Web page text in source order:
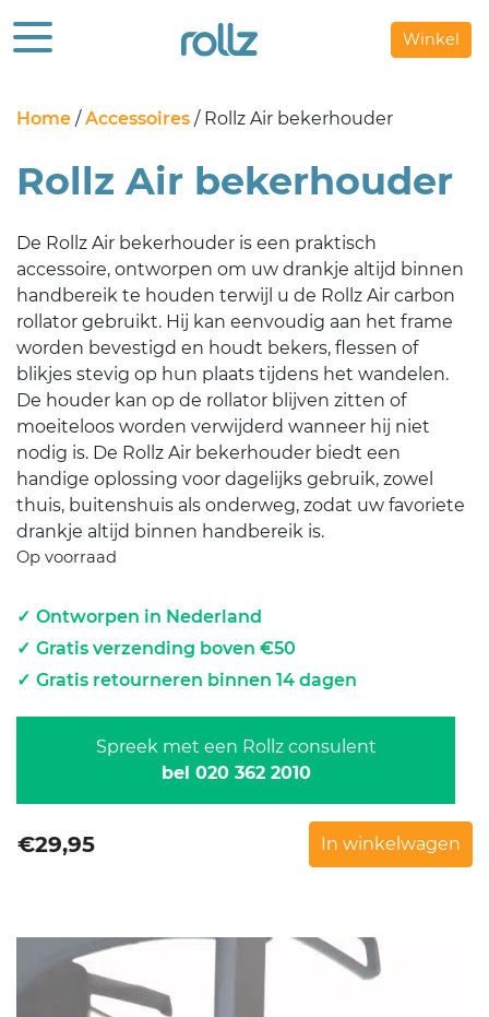
Winkel
Home /Accessoires / Rollz Air bekerhouder
Rollz Air bekerhouder
De Rollz Air bekerhouder is een praktisch
accessoire, ontworpen om uw drankje altijd binnen
handbereik te houden terwijl u de Rollz Air carbon
rollator gebruikt. Hij kan eenvoudig aan het frame
worden bevestigd en houdt bekers, flessen of
blikjes stevig op hun plaats tijdens het wandelen.
De houder kan op de rollator blijven zitten of
moeiteloos worden verwijderd wanneer hij niet
nodig is. De Rollz Air bekerhouder biedt een
handige oplossing voor dagelijks gebruik, zowel
thuis, buitenshuis als onderweg, zodat uw favoriete
drankje altijd binnen handbereik is.
Op voorraad
Ontworpen in Nederland
Gratis verzending boven €50
Gratis retourneren binnen 14 dagen
Spreek met een Rollz consulent
bel 020 362 2010
€29,95 In winkelwagen